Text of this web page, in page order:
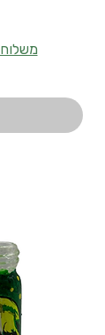
משלוח 32 ש"ח לנק' איסוף